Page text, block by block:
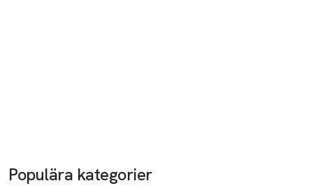
Populära kategorier